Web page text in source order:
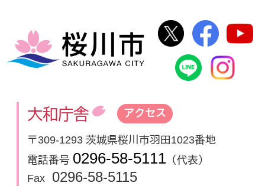
桜川市
桜川市公式
桜川
桜川市公
大和庁舎 アクセス
〒309-1293 茨城県桜川市羽田1023番地
電話番号 0296-58-5111 （代表）
Fax
0296-58-5115